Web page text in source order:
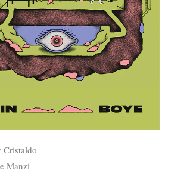
Cristaldo
Manzi